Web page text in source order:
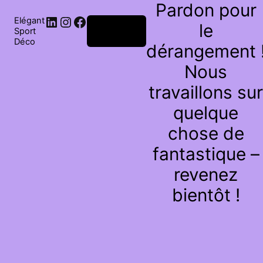
Elégant
Sport
Déco
Pardon pour
le
dérangement
Nous
travaillons sur
quelque
chose de
fantastique –
revenez
bientôt !